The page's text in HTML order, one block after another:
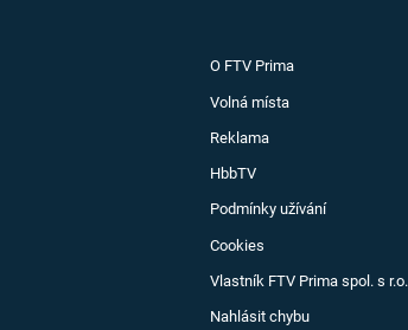
O FTV Prima
Volná místa
Reklama
HbbTV
Podmínky užívání
Cookies
Vlastník FTV Prima spol. s r.o.
Nahlásit chybu